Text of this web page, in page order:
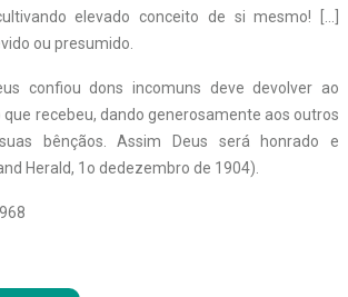
elevado conceito de si mesmo! […]
ou presumido.
confiou dons incomuns deve devolver ao
recebeu, dando generosamente aos outros
bênçãos. Assim Deus será honrado e
Herald, 1o dedezembro de 1904).